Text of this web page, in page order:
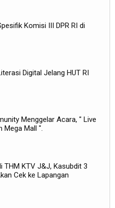
Komisi III DPR RI di
Digital Jelang HUT RI
Menggelar Acara, " Live
Mega Mall ".
THM KTV J&J, Kasubdit 3
Cek ke Lapangan